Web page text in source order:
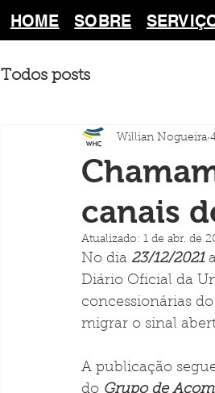
HOME SOBRE
Todos posts
canais
Willian Nogueira
Atualizado: 1 de abr. de
No dia 23/12/2021
Diário Oficial da
concessionárias
migrar o sinal
A publicação
do Grupo de